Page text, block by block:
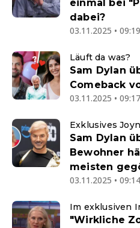
einmal bei
dabei?
03.11.2025 •
Läuft da was?
Sam Dylan
Comeback
03.11.2025 •
Exklusives
Sam Dylan
Bewohner
meisten
03.11.2025 •
Im exklusiven
"Wirkliche